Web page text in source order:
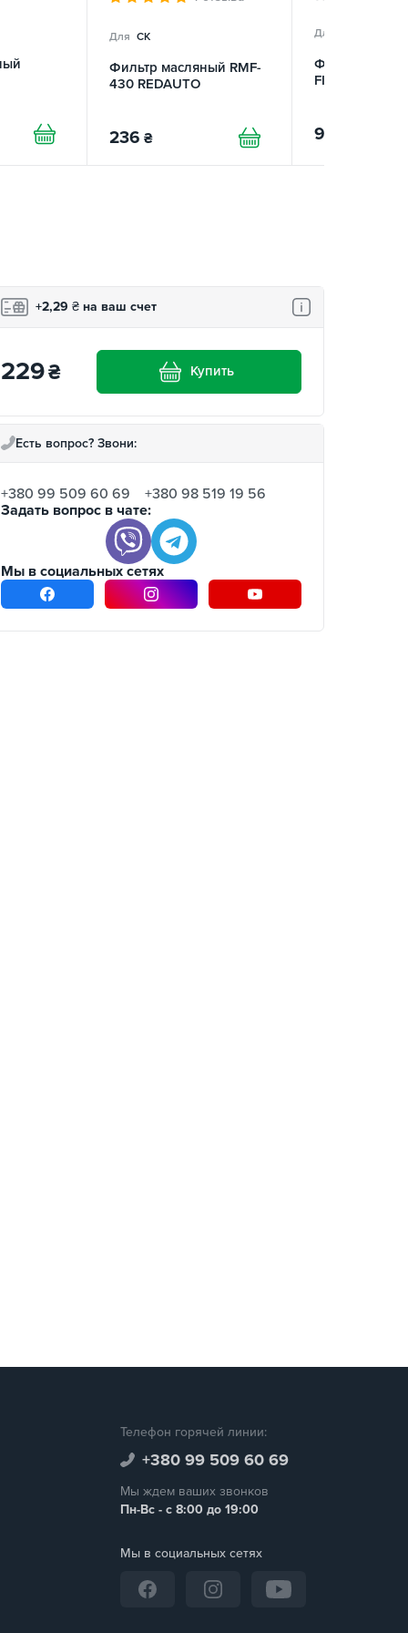
Для CK
Фильтр масляный RMF-
430 REDAUTO
236 ₴
Для
Фильтр
FITSHI
93
+2,29 ₴ на ваш счет
229₴ Купить
Есть вопрос? Звони:
+380 99 509 60 69
+380 98 519 19 56
Задать вопрос в чате:
Мы в социальных сетях
Телефон горячей линии:
+380 99 509 60 69
Мы ждем ваших звонков
Пн-Вс - с 8:00 до 19:00
Мы в социальных сетях